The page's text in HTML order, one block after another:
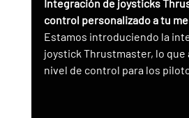
Integración de joysticks
control personalizado a tu
Estamos introduciendo la
joystick Thrustmaster, lo que
nivel de control para los